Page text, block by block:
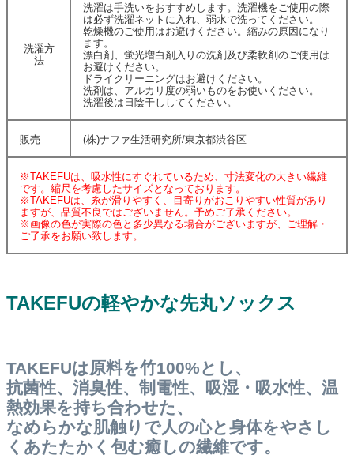
洗濯方
法
洗濯は手洗いをおすすめします。洗濯機をご使用の際
は必ず洗濯ネットに入れ、弱水で洗ってください。
乾燥機のご使用はお避けください。縮みの原因になり
ます。
漂白剤、蛍光増白剤入りの洗剤及び柔軟剤のご使用は
お避けください。
ドライクリーニングはお避けください。
洗剤は、アルカリ度の弱いものをお使いください。
洗濯後は日陰干ししてください。
販売 (株)ナファ生活研究所/東京都渋谷区
※TAKEFUは、吸水性にすぐれているため、寸法変化の大きい繊維
です。縮尺を考慮したサイズとなっております。
※TAKEFUは、糸が滑りやすく、目寄りがおこりやすい性質があり
ますが、品質不良ではございません。予めご了承ください。
※画像の色が実際の色と多少異なる場合がございますが、ご理解・
ご了承をお願い致します。
TAKEFUの軽やかな先丸ソックス
TAKEFUは原料を竹100%とし、
抗菌性、消臭性、制電性、吸湿・吸水性、温
熱効果を持ち合わせた、
なめらかな肌触りで人の心と身体をやさし
くあたたかく包む癒しの繊維です。